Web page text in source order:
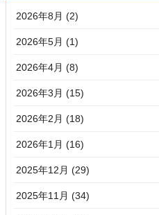
2026年8月 (2)
2026年5月 (1)
2026年4月 (8)
2026年3月 (15)
2026年2月 (18)
2026年1月 (16)
2025年12月 (29)
2025年11月 (34)